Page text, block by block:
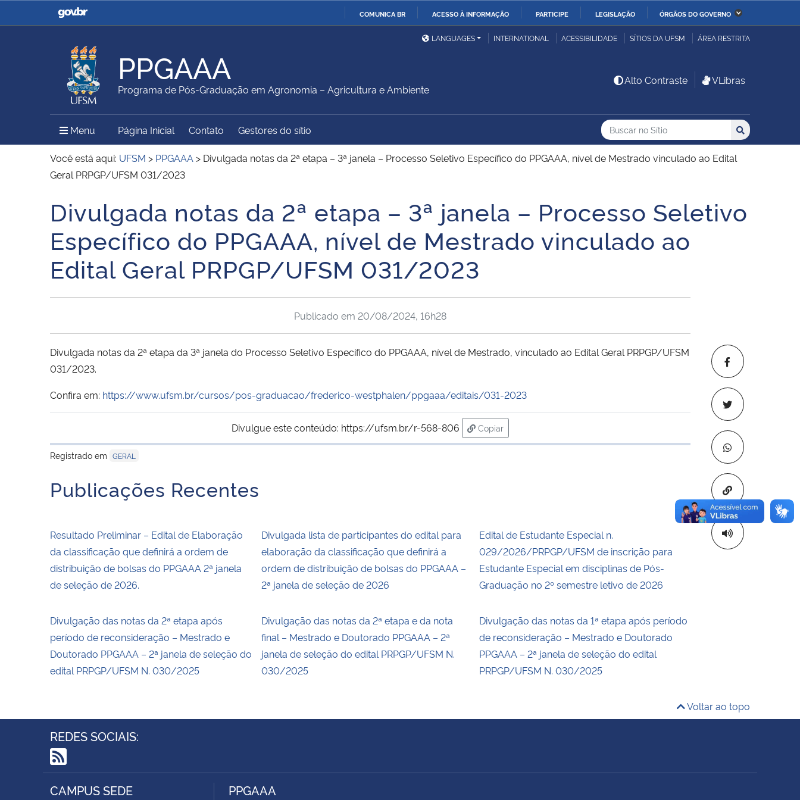
COMUNICA BR ACESSO À INFORMAÇÃO PARTICIPE LEGISLAÇÃO ÓRGÃOS DO GOVERNO
Casa Civil
Ministério da Justiça e
Ministério da Defesa
Ministério das Relações
Exteriores
Ministério da Economia Ministério da Infraestrutura
Ministério da Agricultura,
Pecuária e Abastecimento
Ministério da Educação
Ministério da Ciência,
Tecnologia, Inovações e
Ministério do Meio Ambiente Ministério do Turismo
Ministério do
Desenvolvimento Regional
Família e dos Direitos
Secretaria de Governo
Institucional
Advocacia-Geral da União Banco Central do Brasil
LANGUAGES INTERNATIONAL ACESSIBILIDADE SÍTIOS DA UFSM ÁREA RESTRITA
PPGAAA
Programa de Pós-Graduação em Agronomia – Agricultura e Ambiente
Alto Contraste VLibras
Menu Menu Principal do Sítio
Página Inicial Contato Gestores do sítio Busca
Buscar no no Sítio
Busca: Buscar
Você está aqui: UFSM > PPGAAA > Divulgada notas da 2ª etapa – 3ª janela – Processo Seletivo Específico do PPGAAA, nível de Mestrado vinculado ao Edital
Geral PRPGP/UFSM 031/2023
Início do conteúdo
Divulgada notas da 2ª etapa – 3ª janela – Processo Seletivo
Específico do PPGAAA, nível de Mestrado vinculado ao
Edital Geral PRPGP/UFSM 031/2023
Copiar para
Publicado em 20/08/2024, 16h28
Divulgada notas da 2ª etapa da 3ª janela do Processo Seletivo Específico do PPGAAA, nível de Mestrado, vinculado ao Edital Geral PRPGP/UFSM
031/2023.
Confira em: https://www.ufsm.br/cursos/pos-graduacao/frederico-westphalen/ppgaaa/editais/031-2023
Divulgue este conteúdo: https://ufsm.br/r-568-806
Copiar
para área de transferência
Registrado em GERAL
Publicações Recentes
Resultado Preliminar – Edital de Elaboração
da classificação que definirá a ordem de
distribuição de bolsas do PPGAAA 2ª janela
de seleção de 2026.
Divulgada lista de participantes do edital para
elaboração da classificação que definirá a
ordem de distribuição de bolsas do PPGAAA –
2ª janela de seleção de 2026
Edital de Estudante Especial n.
029/2026/PRPGP/UFSM de inscrição para
Estudante Especial em disciplinas de Pós-
Graduação no 2º semestre letivo de 2026
Divulgação das notas da 2ª etapa após
período de reconsideração – Mestrado e
Doutorado PPGAAA – 2ª janela de seleção do
edital PRPGP/UFSM N. 030/2025
Divulgação das notas da 2ª etapa e da nota
final – Mestrado e Doutorado PPGAAA – 2ª
janela de seleção do edital PRPGP/UFSM N.
030/2025
Divulgação das notas da 1ª etapa após período
de reconsideração – Mestrado e Doutorado
PPGAAA – 2ª janela de seleção do edital
PRPGP/UFSM N. 030/2025
Voltar ao topo
REDES SOCIAIS:
RSS
CAMPUS SEDE PPGAAA